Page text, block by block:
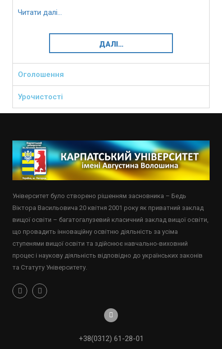
Читати далі…
ДАЛІ…
Оголошення
Урочистості
Університет було створено рішенням засновника – Бедь
Віктора Васильовича 20 квітня 2001 року як приватний заклад
вищої освіти – багатогалузевий класичний заклад вищої освіти,
що провадить інноваційну освітню діяльність за усіма
ступенями вищої освіти та здійснює навчально-виховний
процес і наукову діяльність відповідно до українських законів
та Статуту Університету.
+38(0312) 61-28-01